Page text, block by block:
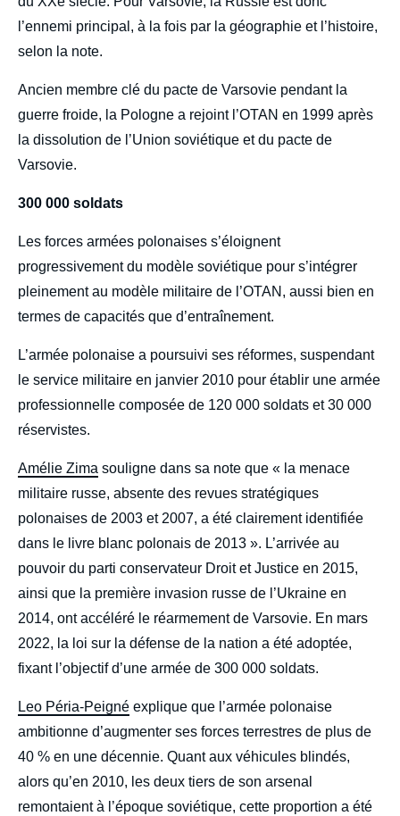
l’ennemi principal, à la fois par la géographie et l’histoire,
selon la note.
Ancien membre clé du pacte de Varsovie pendant la
guerre froide, la Pologne a rejoint l’OTAN en 1999 après
la dissolution de l’Union soviétique et du pacte de
Varsovie.
300 000 soldats
Les forces armées polonaises s’éloignent
progressivement du modèle soviétique pour s’intégrer
pleinement au modèle militaire de l’OTAN, aussi bien en
termes de capacités que d’entraînement.
L’armée polonaise a poursuivi ses réformes, suspendant
le service militaire en janvier 2010 pour établir une armée
professionnelle composée de 120 000 soldats et 30 000
réservistes.
Amélie Zima souligne dans sa note que « la menace
militaire russe, absente des revues stratégiques
polonaises de 2003 et 2007, a été clairement identifiée
dans le livre blanc polonais de 2013 ». L’arrivée au
pouvoir du parti conservateur Droit et Justice en 2015,
ainsi que la première invasion russe de l’Ukraine en
2014, ont accéléré le réarmement de Varsovie. En mars
2022, la loi sur la défense de la nation a été adoptée,
fixant l’objectif d’une armée de 300 000 soldats.
Leo Péria-Peigné explique que l’armée polonaise
ambitionne d’augmenter ses forces terrestres de plus de
40 % en une décennie. Quant aux véhicules blindés,
alors qu’en 2010, les deux tiers de son arsenal
remontaient à l’époque soviétique, cette proportion a été